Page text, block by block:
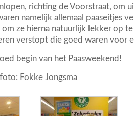
richting de Voorstraat, om
namelijk allemaal paaseitjes
om ze hierna natuurlijk lekker op
verstopt die goed waren voor
begin van het Paasweekend!
Fokke Jongsma